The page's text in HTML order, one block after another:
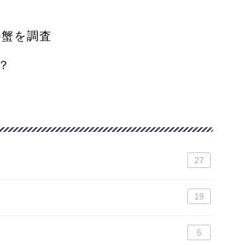
を調査
27
19
6